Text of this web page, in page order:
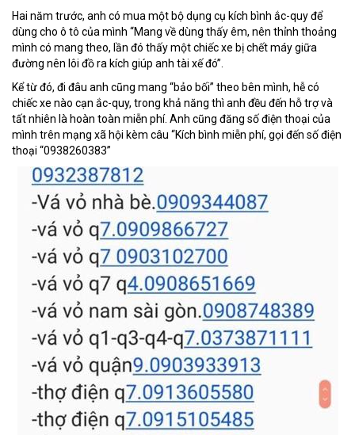
Hai năm trước, anh có mua một bộ dụng cụ kích bình ắc-quy để
dùng cho ô tô của mình “Mang về dùng thấy êm, nên thỉnh thoảng
mình có mang theo, lần đó thấy một chiếc xe bị chết máy giữa
đường nên lôi đồ ra kích giúp anh tài xế đó”.
Kể từ đó, đi đâu anh cũng mang “bảo bối” theo bên mình, hễ có
chiếc xe nào cạn ắc-quy, trong khả năng thì anh đều đến hỗ trợ và
tất nhiên là hoàn toàn miễn phí. Anh cũng đăng số điện thoại của
mình trên mạng xã hội kèm câu “Kích bình miễn phí, gọi đến số điện
thoại “0938260383”